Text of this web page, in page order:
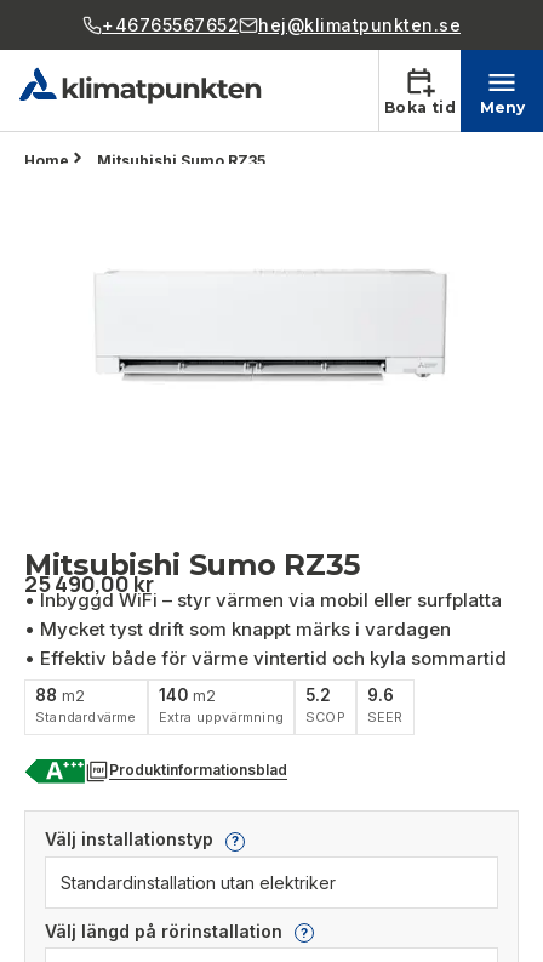
+46765567652 hej@klimatpunkten.se
Boka tid Meny
Home Mitsubishi Sumo RZ35
Mitsubishi Sumo RZ35
25 490,00kr
• Inbyggd WiFi – styr värmen via mobil eller surfplatta
• Mycket tyst drift som knappt märks i vardagen
• Effektiv både för värme vintertid och kyla sommartid
88 m2
Standardvärme
140 m2
Extra uppvärmning
5.2
SCOP
9.6
SEER
Produktinformationsblad
Välj installationstyp ?
Välj längd på rörinstallation ?